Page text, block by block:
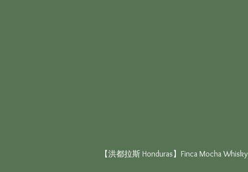
【洪都拉斯 Honduras】Finca Mocha Whisky